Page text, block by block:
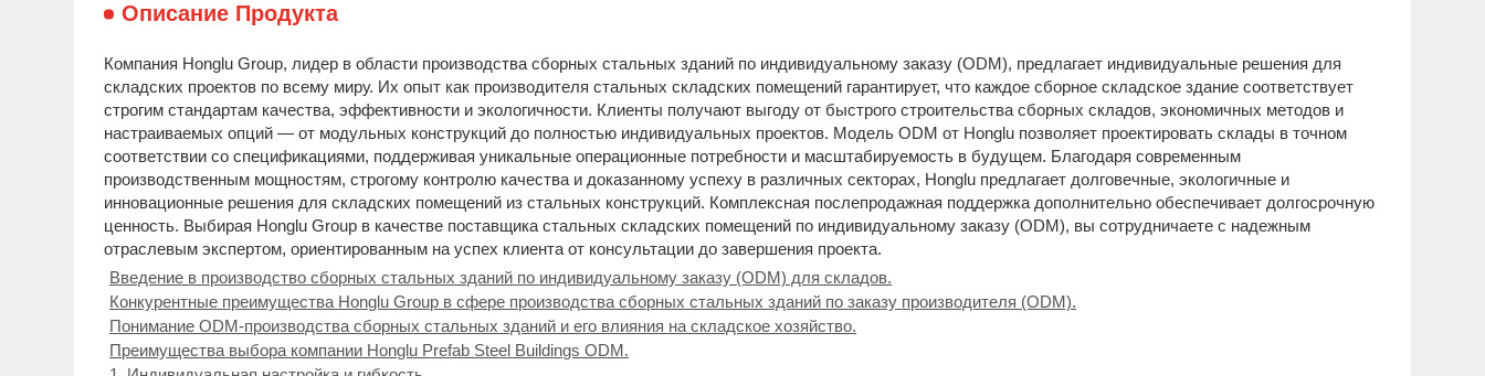
Описание Продукта
Компания Honglu Group, лидер в области производства сборных стальных зданий по индивидуальному заказу (ODM), предлагает индивидуальные решения для
складских проектов по всему миру. Их опыт как производителя стальных складских помещений гарантирует, что каждое сборное складское здание соответствует
строгим стандартам качества, эффективности и экологичности. Клиенты получают выгоду от быстрого строительства сборных складов, экономичных методов и
настраиваемых опций — от модульных конструкций до полностью индивидуальных проектов. Модель ODM от Honglu позволяет проектировать склады в точном
соответствии со спецификациями, поддерживая уникальные операционные потребности и масштабируемость в будущем. Благодаря современным
производственным мощностям, строгому контролю качества и доказанному успеху в различных секторах, Honglu предлагает долговечные, экологичные и
инновационные решения для складских помещений из стальных конструкций. Комплексная послепродажная поддержка дополнительно обеспечивает долгосрочную
ценность. Выбирая Honglu Group в качестве поставщика стальных складских помещений по индивидуальному заказу (ODM), вы сотрудничаете с надежным
отраслевым экспертом, ориентированным на успех клиента от консультации до завершения проекта.
Введение в производство сборных стальных зданий по индивидуальному заказу (ODM) для складов.
Конкурентные преимущества Honglu Group в сфере производства сборных стальных зданий по заказу производителя (ODM).
Понимание ODM-производства сборных стальных зданий и его влияния на складское хозяйство.
Преимущества выбора компании Honglu Prefab Steel Buildings ODM.